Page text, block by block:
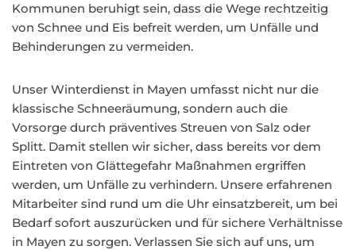
Kommunen beruhigt sein, dass die Wege rechtzeitig
von Schnee und Eis befreit werden, um Unfälle und
Behinderungen zu vermeiden.
Unser Winterdienst in Mayen umfasst nicht nur die
klassische Schneeräumung, sondern auch die
Vorsorge durch präventives Streuen von Salz oder
Splitt. Damit stellen wir sicher, dass bereits vor dem
Eintreten von Glättegefahr Maßnahmen ergriffen
werden, um Unfälle zu verhindern. Unsere erfahrenen
Mitarbeiter sind rund um die Uhr einsatzbereit, um bei
Bedarf sofort auszurücken und für sichere Verhältnisse
in Mayen zu sorgen. Verlassen Sie sich auf uns, um